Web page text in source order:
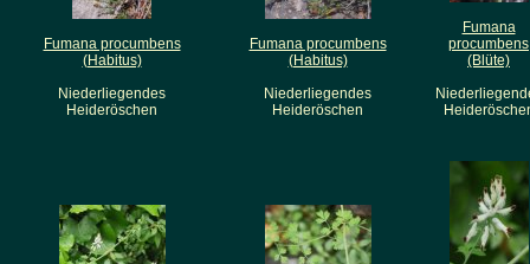
Fumana procumbens
(Habitus)
Niederliegendes
Heideröschen
Fumana procumbens
(Habitus)
Niederliegendes
Heideröschen
Fumana
procumbens
(Blüte)